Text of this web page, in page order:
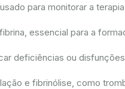
para monitorar a
essencial para a
deficiências ou
e fibrinólise, como